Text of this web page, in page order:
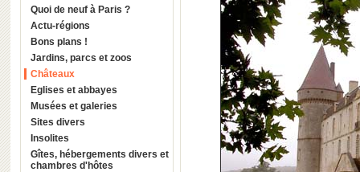
Quoi de neuf à Paris ?
Actu-régions
Bons plans !
Jardins, parcs et zoos
Châteaux
Eglises et abbayes
Musées et galeries
Sites divers
Insolites
Gîtes, hébergements divers et
chambres d'hôtes